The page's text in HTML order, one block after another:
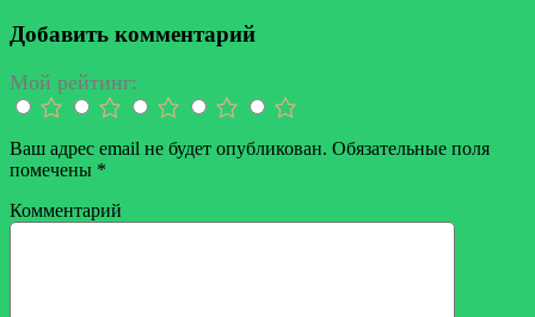
через
электронную
почту
Добавить комментарий
Мой рейтинг:
Ваш адрес email не будет опубликован. Обязательные поля
помечены *
Комментарий